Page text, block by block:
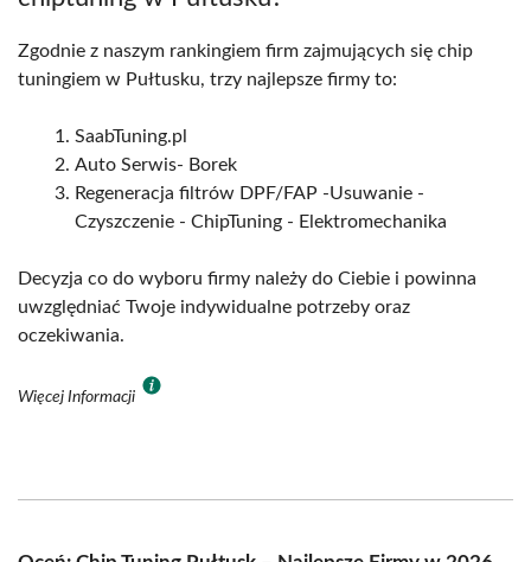
Zgodnie z naszym rankingiem firm zajmujących się chip
tuningiem w Pułtusku, trzy najlepsze firmy to:
SaabTuning.pl
Auto Serwis- Borek
Regeneracja filtrów DPF/FAP -Usuwanie -
Czyszczenie - ChipTuning - Elektromechanika
Decyzja co do wyboru firmy należy do Ciebie i powinna
uwzględniać Twoje indywidualne potrzeby oraz
oczekiwania.
Więcej Informacji